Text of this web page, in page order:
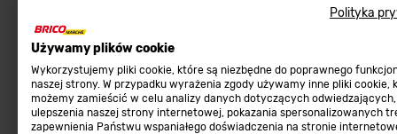
Polityka
Używamy plików cookie
Wykorzystujemy pliki cookie, które są niezbędne do poprawnego
naszej strony. W przypadku wyrażenia zgody używamy inne pliki cookie,
możemy zamieścić w celu analizy danych dotyczących odwiedzających,
ulepszenia naszej strony internetowej, pokazania spersonalizowanych
zapewnienia Państwu wspaniałego doświadczenia na stronie
Karma dla psa
Ogród
Farby wewnętrzne białe
Elektryka
Prawny obowiązek
zgodności towaru z
Program Brico PRO